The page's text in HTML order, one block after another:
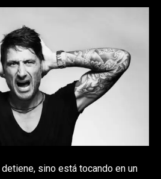
sino está tocando en un